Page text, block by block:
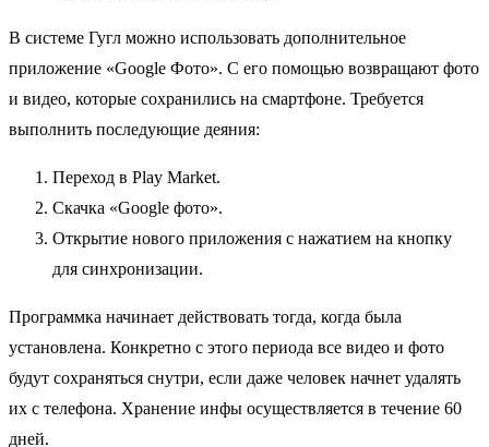
В системе Гугл можно использовать дополнительное
приложение «Google Фото». С его помощью возвращают фото
и видео, которые сохранились на смартфоне. Требуется
выполнить последующие деяния:
Переход в Play Market.
Скачка «Google фото».
Открытие нового приложения с нажатием на кнопку
для синхронизации.
Программка начинает действовать тогда, когда была
установлена. Конкретно с этого периода все видео и фото
будут сохраняться снутри, если даже человек начнет удалять
их с телефона. Хранение инфы осуществляется в течение 60
дней.